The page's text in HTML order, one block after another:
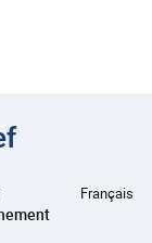
Français